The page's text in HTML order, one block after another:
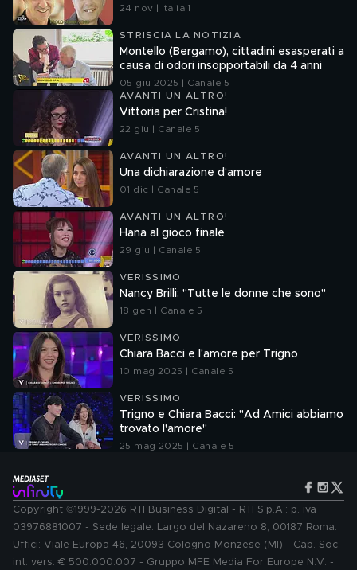
24 nov | Italia 1
STRISCIA LA NOTIZIA
Montello (Bergamo), cittadini esasperati a
causa di odori insopportabili da 4 anni
05 giu 2025 | Canale 5
AVANTI UN ALTRO!
Vittoria per Cristina!
22 giu | Canale 5
AVANTI UN ALTRO!
Una dichiarazione d'amore
01 dic | Canale 5
AVANTI UN ALTRO!
Hana al gioco finale
29 giu | Canale 5
VERISSIMO
Nancy Brilli: "Tutte le donne che sono"
18 gen | Canale 5
VERISSIMO
Chiara Bacci e l'amore per Trigno
10 mag 2025 | Canale 5
VERISSIMO
Trigno e Chiara Bacci: "Ad Amici abbiamo
trovato l'amore"
25 mag 2025 | Canale 5
Copyright ©1999-2026 RTI Business Digital - RTI S.p.A.: p. iva
03976881007 - Sede legale: Largo del Nazareno 8, 00187 Roma.
Uffici: Viale Europa 46, 20093 Cologno Monzese (MI) - Cap. Soc.
int. vers. € 500.000.007 - Gruppo MFE Media For Europe N.V. -